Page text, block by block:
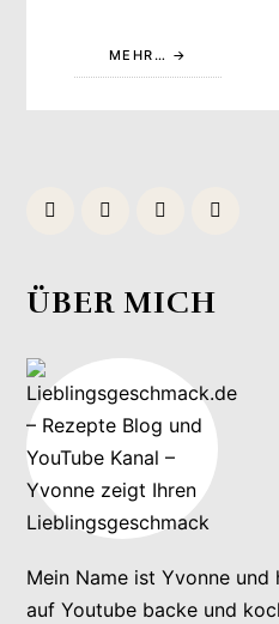
MEHR…
ÜBER MICH
Mein Name ist Yvonne
auf Youtube backe und